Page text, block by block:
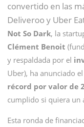
convertido en las
Deliveroo y Uber
Not So Dark, la
Clément Benoit
y respaldada por el
Uber), ha anunciado
récord por valor de
cumplido si quiera un
Esta ronda de